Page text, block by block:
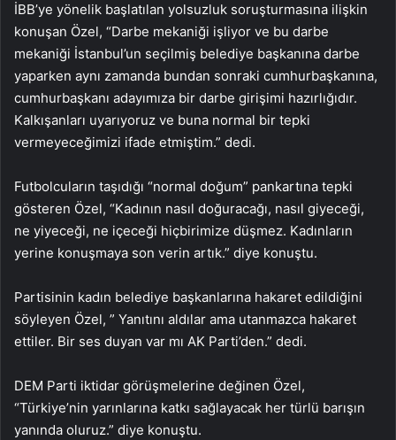
İBB’ye yönelik başlatılan yolsuzluk soruşturmasına ilişkin
konuşan Özel, “Darbe mekaniği işliyor ve bu darbe
mekaniği İstanbul’un seçilmiş belediye başkanına darbe
yaparken aynı zamanda bundan sonraki cumhurbaşkanına,
cumhurbaşkanı adayımıza bir darbe girişimi hazırlığıdır.
Kalkışanları uyarıyoruz ve buna normal bir tepki
vermeyeceğimizi ifade etmiştim.” dedi.
Futbolcuların taşıdığı “normal doğum” pankartına tepki
gösteren Özel, “Kadının nasıl doğuracağı, nasıl giyeceği,
ne yiyeceği, ne içeceği hiçbirimize düşmez. Kadınların
yerine konuşmaya son verin artık.” diye konuştu.
Partisinin kadın belediye başkanlarına hakaret edildiğini
söyleyen Özel, ” Yanıtını aldılar ama utanmazca hakaret
ettiler. Bir ses duyan var mı AK Parti’den.” dedi.
DEM Parti iktidar görüşmelerine değinen Özel,
“Türkiye’nin yarınlarına katkı sağlayacak her türlü barışın
yanında oluruz.” diye konuştu.